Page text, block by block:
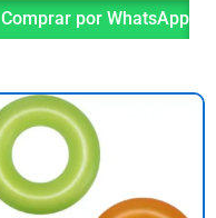
Comprar por WhatsApp